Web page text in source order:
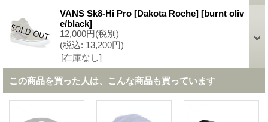
VANS Sk8-Hi Pro [Dakota Roche] [burnt oliv
e/black]
12,000円(税別)
(税込: 13,200円)
[在庫なし]
この商品を買った人は、こんな商品も買っています